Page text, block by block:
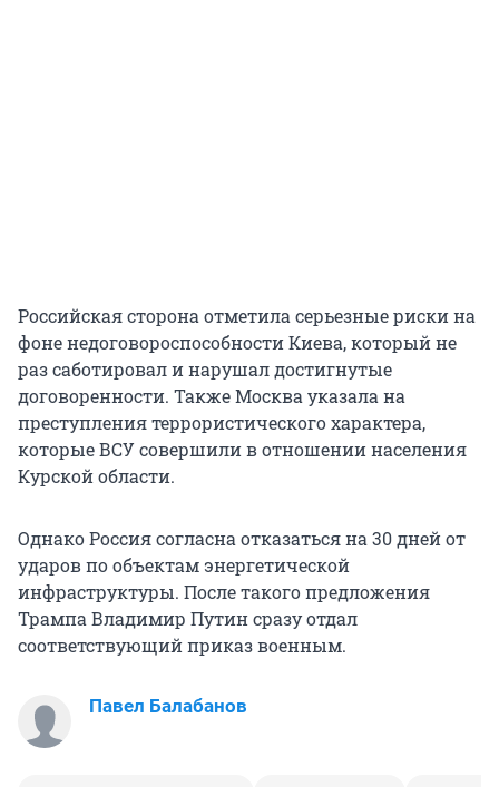
Российская сторона отметила серьезные риски на
фоне недоговороспособности Киева, который не
раз саботировал и нарушал достигнутые
договоренности. Также Москва указала на
преступления террористического характера,
которые ВСУ совершили в отношении населения
Курской области.
Однако Россия согласна отказаться на 30 дней от
ударов по объектам энергетической
инфраструктуры. После такого предложения
Трампа Владимир Путин сразу отдал
соответствующий приказ военным.
Павел Балабанов